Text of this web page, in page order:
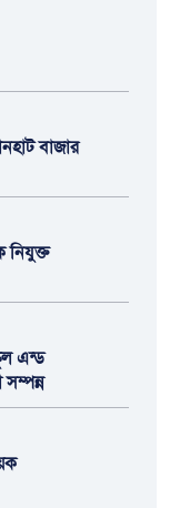
বাজার
নিযুক্ত
এন্ড